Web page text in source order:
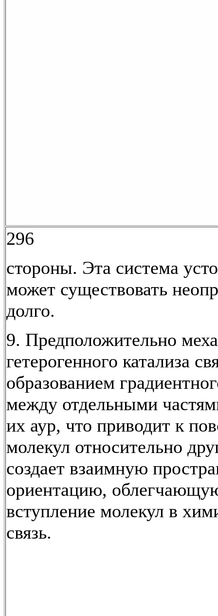
296
стороны. Эта система
может существовать
долго.
9. Предположительно
гетерогенного катализа
образованием
между отдельными
их аур, что приводит к
молекул относительно
создает взаимную
ориентацию,
вступление молекул в
связь.